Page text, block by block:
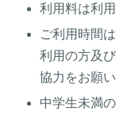
利用料は利
ご利用時間
利用の方及
協力をお願
中学生未満